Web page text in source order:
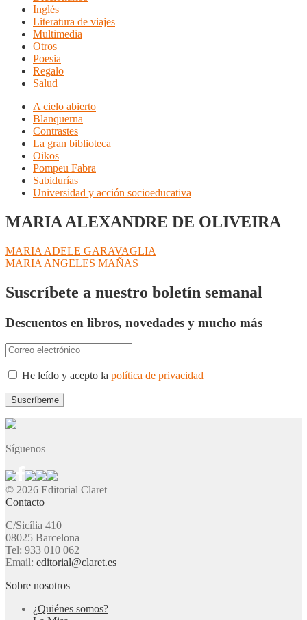
Inglés
Literatura de viajes
Multimedia
Otros
Poesia
Regalo
Salud
A cielo abierto
Blanquerna
Contrastes
La gran biblioteca
Oikos
Pompeu Fabra
Sabidurías
Universidad y acción socioeducativa
MARIA ALEXANDRE DE OLIVEIRA
Navegación
de
entradas
Anterior:
MARIA ADELE GARAVAGLIA
Siguiente:
MARIA ANGELES MAÑAS
Suscríbete a nuestro boletín semanal
Descuentos en libros, novedades y mucho más
He leído y acepto la política de privacidad
Síguenos
© 2026 Editorial Claret
Contacto
C/Sicília 410
08025 Barcelona
Tel: 933 010 062
Email: editorial@claret.es
Sobre nosotros
¿Quiénes somos?